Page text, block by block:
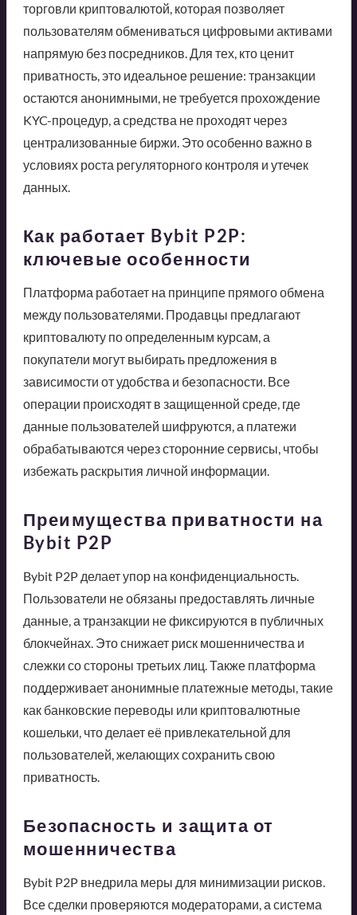
торговли криптовалютой, которая позволяет
пользователям обмениваться цифровыми активами
напрямую без посредников. Для тех, кто ценит
приватность, это идеальное решение: транзакции
остаются анонимными, не требуется прохождение
KYC-процедур, а средства не проходят через
централизованные биржи. Это особенно важно в
условиях роста регуляторного контроля и утечек
данных.
Как работает Bybit P2P:
ключевые особенности
Платформа работает на принципе прямого обмена
между пользователями. Продавцы предлагают
криптовалюту по определенным курсам, а
покупатели могут выбирать предложения в
зависимости от удобства и безопасности. Все
операции происходят в защищенной среде, где
данные пользователей шифруются, а платежи
обрабатываются через сторонние сервисы, чтобы
избежать раскрытия личной информации.
Преимущества приватности на
Bybit P2P
Bybit P2P делает упор на конфиденциальность.
Пользователи не обязаны предоставлять личные
данные, а транзакции не фиксируются в публичных
блокчейнах. Это снижает риск мошенничества и
слежки со стороны третьих лиц. Также платформа
поддерживает анонимные платежные методы, такие
как банковские переводы или криптовалютные
кошельки, что делает её привлекательной для
пользователей, желающих сохранить свою
приватность.
Безопасность и защита от
мошенничества
Bybit P2P внедрила меры для минимизации рисков.
Все сделки проверяются модераторами, а система